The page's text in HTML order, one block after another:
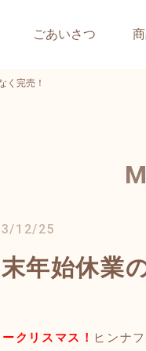
ごあいさつ
く完売！
12/25
年始休業
ークリスマス！ ヒンナ